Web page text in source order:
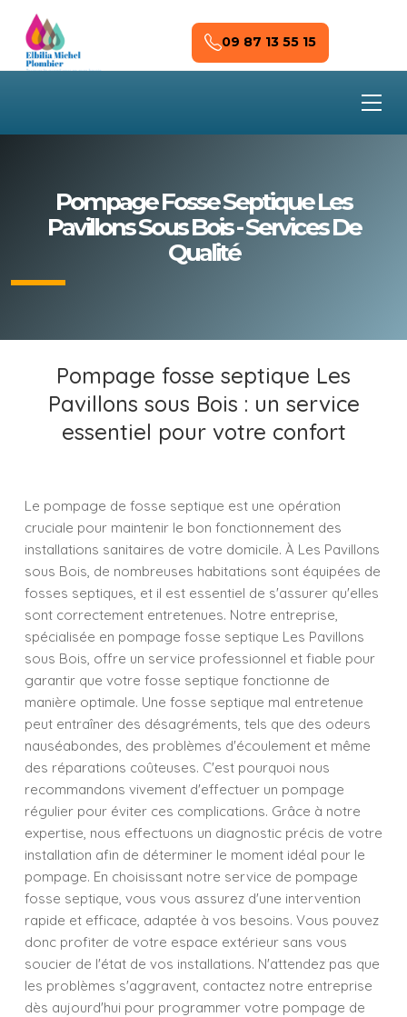
Skip to main content
09 87 13 55 15
Pompage Fosse Septique Les
Pavillons Sous Bois - Services De
Qualité
Pompage fosse septique Les
Pavillons sous Bois : un service
essentiel pour votre confort
Le pompage de fosse septique est une opération
cruciale pour maintenir le bon fonctionnement des
installations sanitaires de votre domicile. À Les Pavillons
sous Bois, de nombreuses habitations sont équipées de
fosses septiques, et il est essentiel de s'assurer qu'elles
sont correctement entretenues. Notre entreprise,
spécialisée en pompage fosse septique Les Pavillons
sous Bois, offre un service professionnel et fiable pour
garantir que votre fosse septique fonctionne de
manière optimale. Une fosse septique mal entretenue
peut entraîner des désagréments, tels que des odeurs
nauséabondes, des problèmes d'écoulement et même
des réparations coûteuses. C'est pourquoi nous
recommandons vivement d'effectuer un pompage
régulier pour éviter ces complications. Grâce à notre
expertise, nous effectuons un diagnostic précis de votre
installation afin de déterminer le moment idéal pour le
pompage. En choisissant notre service de pompage
fosse septique, vous vous assurez d'une intervention
rapide et efficace, adaptée à vos besoins. Vous pouvez
donc profiter de votre espace extérieur sans vous
soucier de l'état de vos installations. N'attendez pas que
les problèmes s'aggravent, contactez notre entreprise
dès aujourd'hui pour programmer votre pompage de